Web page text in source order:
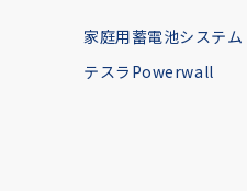
家庭用蓄電池システム
テスラPowerwall